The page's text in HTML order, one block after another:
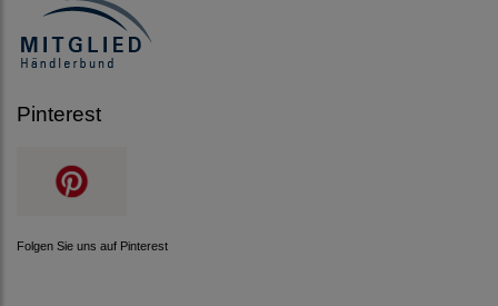
Pinterest
Folgen Sie uns auf Pinterest